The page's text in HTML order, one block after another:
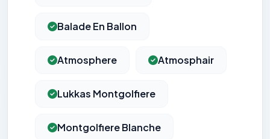
Balade En Ballon
Atmosphere Atmosphair
Lukkas Montgolfiere
Montgolfiere Blanche